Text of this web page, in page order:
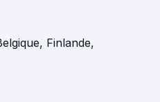
, Finlande,